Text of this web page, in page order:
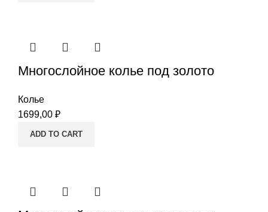
Многослойное колье под золото
Колье
1699,00 ₽
ADD TO CART